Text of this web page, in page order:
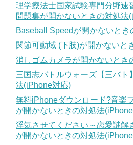
理学療法士国家試験専門分野速
問題集が開かないときの対処法
Baseball Speedが開かないと
関節可動域 (下肢)が開かないと
消しゴムカメラが開かないとき
三国志バトルウォーズ【三バト
法(iPhone対応)
無料iPhoneダウンロード?音楽
が開かないときの対処法
浮気させてください～恋愛謎解
が開かないときの対処法